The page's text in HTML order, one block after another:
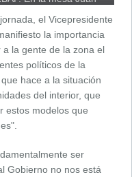
y Alberto Gallo
el Vicepresidente
la importancia
la gente de la zona el
políticos de la
hace a la situación
del interior, que
estos modelos que
ser
Gobierno no nos está